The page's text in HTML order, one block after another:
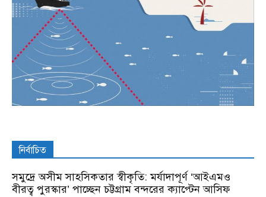
নির্বাচিত
সমুদ্রে অসীম সাহসিকতার স্বীকৃতি: মর্যাদাপূর্ণ ‘আইএমও
বীরত্ব পুরস্কার’ পাচ্ছেন চট্টগ্রাম বন্দরের ক্যাপ্টেন আসিফ